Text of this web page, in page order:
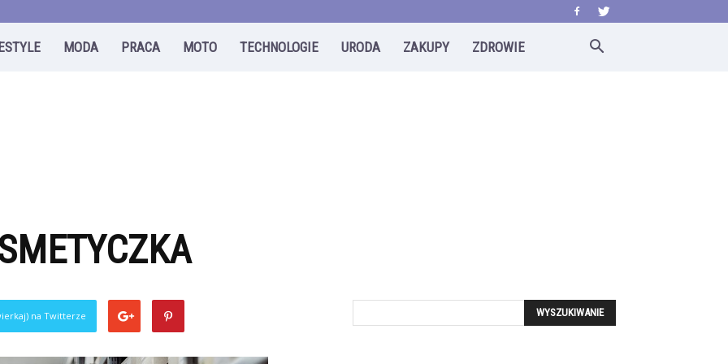
MODA PRACA MOTO TECHNOLOGIE URODA ZAKUPY ZDROWIE
na Twitterze